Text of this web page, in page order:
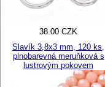
38.00 CZK
Slavík 3,8x3 mm, 120 ks,
plnobarevná meruňková s
lustrovým pokovem